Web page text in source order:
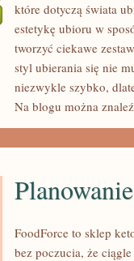
H&Mktóre dotyczą świata
estetykę ubioru w
tworzyć ciekawe
styl ubierania się nie
niezwykle szybko,
Na blogu można
FoodForce to sklep
bez poczucia, że